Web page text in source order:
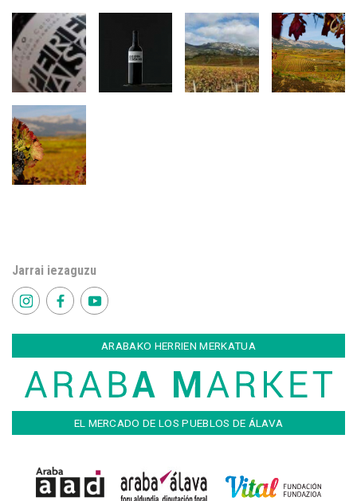
Jarrai iezaguzu
ARABAKO HERRIEN MERKATUA
EL MERCADO DE LOS PUEBLOS DE ÁLAVA